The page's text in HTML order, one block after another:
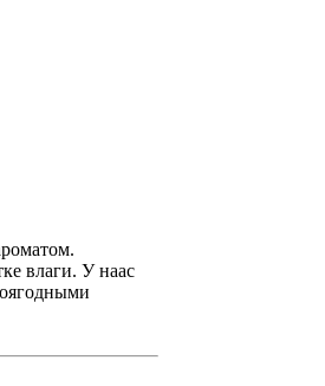
влаги. У наас